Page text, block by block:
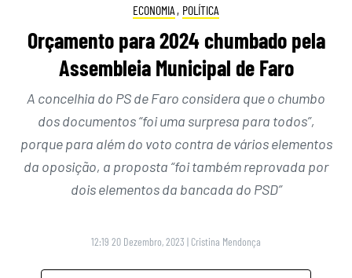
ECONOMIA , POLÍTICA
Orçamento para 2024 chumbado pela
Assembleia Municipal de Faro
A concelhia do PS de Faro considera que o chumbo
dos documentos “foi uma surpresa para todos”,
porque para além do voto contra de vários elementos
da oposição, a proposta “foi também reprovada por
dois elementos da bancada do PSD”
12:19 20 Dezembro, 2023 | Cristina Mendonça